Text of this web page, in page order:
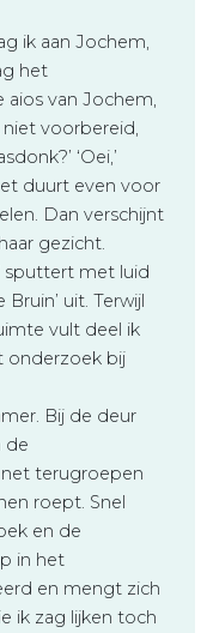
ik aan Jochem,
het
aios van Jochem,
voorbereid,
‘Oei,’
duurt even voor
Dan verschijnt
gezicht.
sputtert met luid
uit. Terwijl
vult deel ik
onderzoek bij
Bij de deur
de
terugroepen
roept. Snel
en de
in het
en mengt zich
ik zag lijken toch